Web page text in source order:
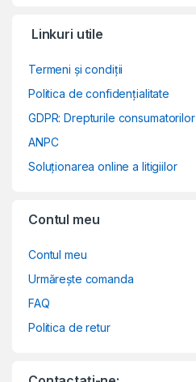
Linkuri utile
Termeni și condiții
Politica de confidențialitate
GDPR: Drepturile consumatorilor
ANPC
Soluționarea online a litigiilor
Contul meu
Contul meu
Urmărește comanda
FAQ
Politica de retur